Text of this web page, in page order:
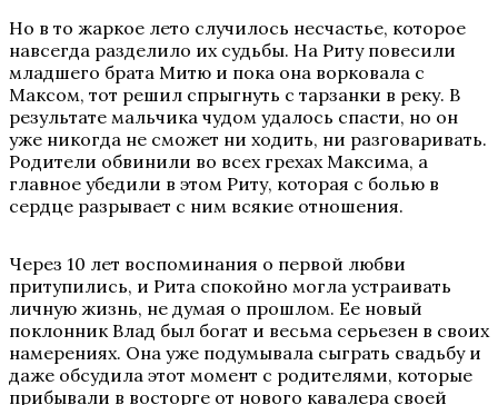
Но в то жаркое лето случилось несчастье, которое
навсегда разделило их судьбы. На Риту повесили
младшего брата Митю и пока она ворковала с
Максом, тот решил спрыгнуть с тарзанки в реку. В
результате мальчика чудом удалось спасти, но он
уже никогда не сможет ни ходить, ни разговаривать.
Родители обвинили во всех грехах Максима, а
главное убедили в этом Риту, которая с болью в
сердце разрывает с ним всякие отношения.
Через 10 лет воспоминания о первой любви
притупились, и Рита спокойно могла устраивать
личную жизнь, не думая о прошлом. Ее новый
поклонник Влад был богат и весьма серьезен в своих
намерениях. Она уже подумывала сыграть свадьбу и
даже обсудила этот момент с родителями, которые
прибывали в восторге от нового кавалера своей